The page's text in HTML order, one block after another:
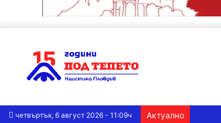
четвъртък, 6 август 2026 - 11:09ч Актуално